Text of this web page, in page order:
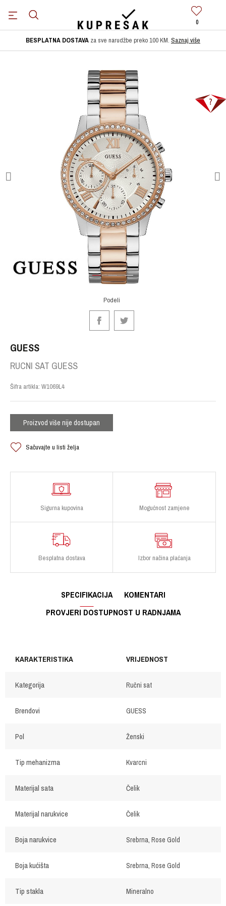
0
BESPLATNA DOSTAVA za sve narudžbe preko 100 KM. Saznaj više
1 2 3
Podeli
GUESS
RUCNI SAT GUESS
Šifra artikla: W1069L4
Proizvod više nije dostupan
Sačuvajte u listi želja
Sigurna kupovina Mogućnost zamjene
Besplatna dostava Izbor načina plaćanja
SPECIFIKACIJA
KOMENTARI
PROVJERI DOSTUPNOST U RADNJAMA
KARAKTERISTIKA VRIJEDNOST
Kategorija Ručni sat
Brendovi GUESS
Pol Ženski
Tip mehanizma Kvarcni
Materijal sata Čelik
Materijal narukvice Čelik
Boja narukvice Srebrna, Rose Gold
Boja kućišta Srebrna, Rose Gold
Tip stakla Mineralno